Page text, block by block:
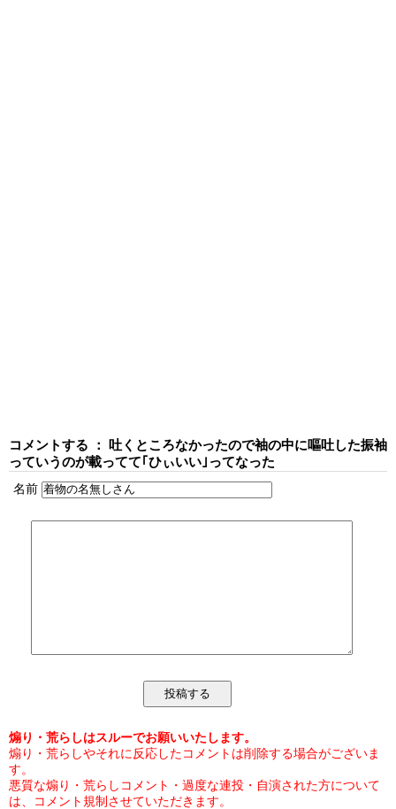
コメントする ： 吐くところなかったので袖の中に嘔吐した振袖
っていうのが載ってて｢ひぃいい｣ってなった
名前
煽り・荒らしはスルーでお願いいたします。
煽り・荒らしやそれに反応したコメントは削除する場合がございま
す。
悪質な煽り・荒らしコメント・過度な連投・自演された方について
は、コメント規制させていただきます。